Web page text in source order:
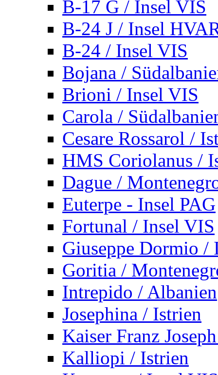
B-17 G / Insel VIS
B-24 J / Insel
B-24 / Insel VIS
Bojana /
Brioni / Insel VIS
Carola /
Cesare Rossarol /
HMS Coriolanus /
Dague /
Euterpe - Insel PAG
Fortunal / Insel VIS
Giuseppe Dormio /
Goritia /
Intrepido / Albanien
Josephina / Istrien
Kaiser Franz
Kalliopi / Istrien